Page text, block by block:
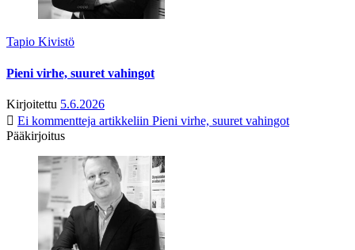
Tapio Kivistö
Pieni virhe, suuret vahingot
Kirjoitettu 5.6.2026
Ei kommentteja artikkeliin Pieni virhe, suuret vahingot
Pääkirjoitus